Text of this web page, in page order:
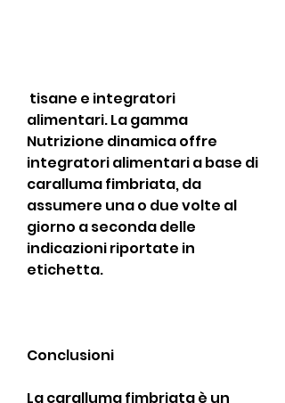
alimentari. La gamma
Nutrizione dinamica offre
integratori alimentari a base di
caralluma fimbriata, da
assumere una o due volte al
giorno a seconda delle
indicazioni riportate in
etichetta.
Conclusioni
La caralluma fimbriata è un